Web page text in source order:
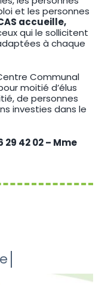
et les personnes
accueille,
qui le sollicitent
à chaque
Communal
moitié d’élus
de personnes
investies dans le
29 42 02 – Mme